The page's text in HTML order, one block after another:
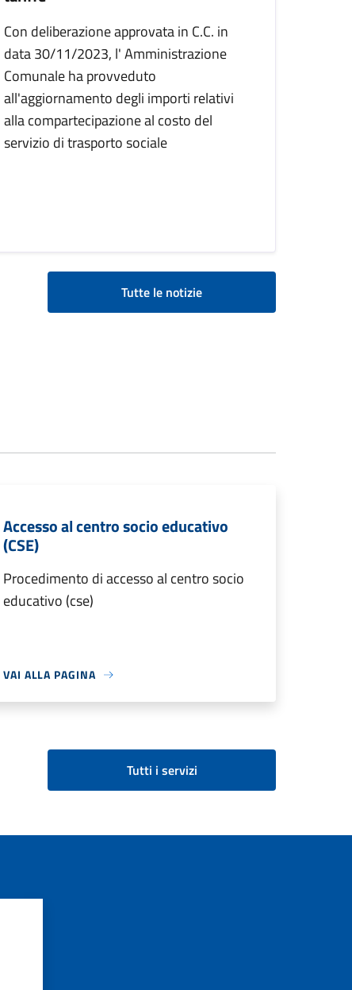
Con deliberazione approvata in C.C. in
data 30/11/2023, l' Amministrazione
Comunale ha provveduto
all'aggiornamento degli importi relativi
alla compartecipazione al costo del
servizio di trasporto sociale
Tutte le notizie
Accesso al centro socio educativo
(CSE)
Procedimento di accesso al centro socio
educativo (cse)
VAI ALLA PAGINA
Tutti i servizi